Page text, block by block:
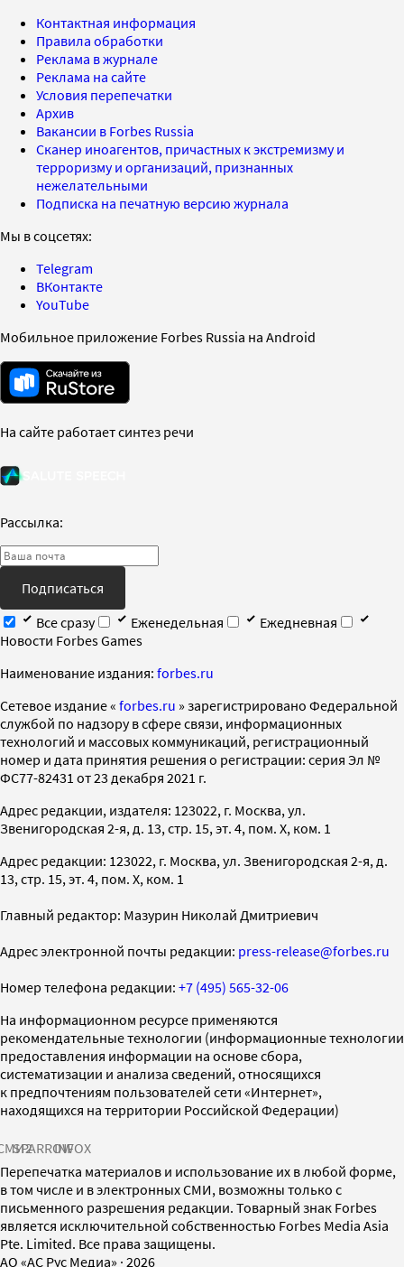
Контактная информация
Правила обработки
Реклама в журнале
Реклама на сайте
Условия перепечатки
Архив
Вакансии в Forbes Russia
Сканер иноагентов, причастных к экстремизму и
терроризму и организаций, признанных
нежелательными
Подписка на печатную версию журнала
Мы в соцсетях:
Telegram
ВКонтакте
YouTube
Мобильное приложение Forbes Russia на Android
На сайте работает синтез речи
Рассылка:
Подписаться
Все сразу
Еженедельная
Ежедневная
Новости Forbes Games
Наименование издания: forbes.ru
Cетевое издание « forbes.ru » зарегистрировано Федеральной
службой по надзору в сфере связи, информационных
технологий и массовых коммуникаций, регистрационный
номер и дата принятия решения о регистрации: серия Эл №
ФС77-82431 от 23 декабря 2021 г.
Адрес редакции, издателя: 123022, г. Москва, ул.
Звенигородская 2-я, д. 13, стр. 15, эт. 4, пом. X, ком. 1
Адрес редакции: 123022, г. Москва, ул. Звенигородская 2-я, д.
13, стр. 15, эт. 4, пом. X, ком. 1
Главный редактор: Мазурин Николай Дмитриевич
Адрес электронной почты редакции: press-release@forbes.ru
Номер телефона редакции: +7 (495) 565-32-06
На информационном ресурсе применяются
рекомендательные технологии (информационные технологии
предоставления информации на основе сбора,
систематизации и анализа сведений, относящихся
к предпочтениям пользователей сети «Интернет»,
находящихся на территории Российской Федерации)
SPARROWINFOX
Перепечатка материалов и использование их в любой форме,
в том числе и в электронных СМИ, возможны только с
письменного разрешения редакции. Товарный знак Forbes
является исключительной собственностью Forbes Media Asia
Pte. Limited. Все права защищены.
AO «АС Рус Медиа» · 2026